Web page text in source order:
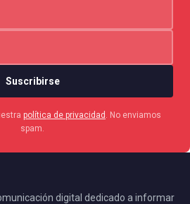
Suscribirse
política de privacidad
. No enviamos
spam.
digital dedicado a informar